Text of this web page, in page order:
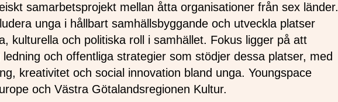
samarbetsprojekt mellan åtta organisationer från sex länder.
unga i hållbart samhällsbyggande och utveckla platser
kulturella och politiska roll i samhället. Fokus ligger på att
och offentliga strategier som stödjer dessa platser, med
kreativitet och social innovation bland unga. Youngspace
och Västra Götalandsregionen Kultur.